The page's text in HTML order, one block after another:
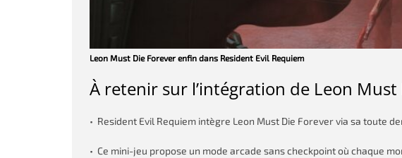
Leon Must Die Forever enfin dans Resident Evil Requiem
À retenir sur l’intégration de Leon Must
• Resident Evil Requiem intègre Leon Must Die Forever via sa toute
• Ce mini-jeu propose un mode arcade sans checkpoint où chaque